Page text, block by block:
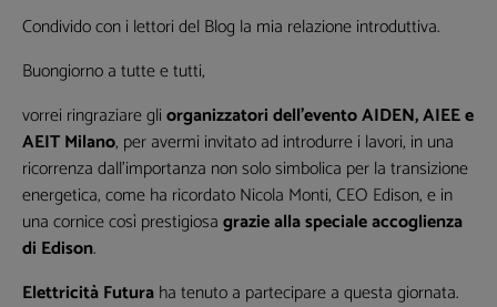
Condivido con i lettori del Blog la mia relazione introduttiva.
Buongiorno a tutte e tutti,
vorrei ringraziare gliorganizzatori dell’evento AIDEN, AIEE e
AEIT Milano, per avermi invitato ad introdurre i lavori, in una
ricorrenza dall’importanza non solo simbolica per la transizione
energetica, come ha ricordato Nicola Monti, CEO Edison, e in
una cornice così prestigiosagrazie alla speciale accoglienza
di Edison.
Elettricità Futuraha tenuto a partecipare a questa giornata.